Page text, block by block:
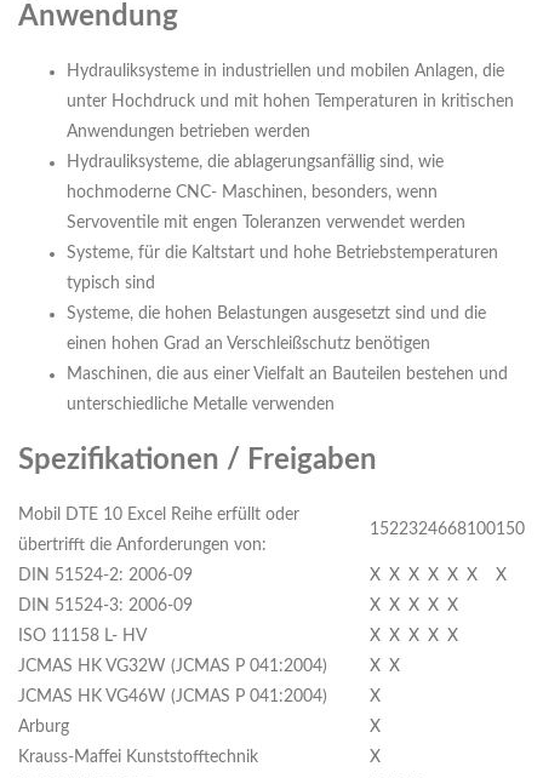
Anwendung
Hydrauliksysteme in industriellen und mobilen Anlagen, die
unter Hochdruck und mit hohen Temperaturen in kritischen
Anwendungen betrieben werden
Hydrauliksysteme, die ablagerungsanfällig sind, wie
hochmoderne CNC- Maschinen, besonders, wenn
Servoventile mit engen Toleranzen verwendet werden
Systeme, für die Kaltstart und hohe Betriebstemperaturen
typisch sind
Systeme, die hohen Belastungen ausgesetzt sind und die
einen hohen Grad an Verschleißschutz benötigen
Maschinen, die aus einer Vielfalt an Bauteilen bestehen und
unterschiedliche Metalle verwenden
Spezifikationen / Freigaben
Mobil DTE 10 Excel Reihe erfüllt oder
übertrifft die Anforderungen von:
1522324668100150
DIN 51524-2: 2006-09 X X X X X X
X
DIN 51524-3: 2006-09
X X X X X
ISO 11158 L- HV
X X X X X
JCMAS HK VG32W (JCMAS P 041:2004)
X X
JCMAS HK VG46W (JCMAS P 041:2004)
X
Arburg
X
Krauss-Maffei Kunststofftechnik
X